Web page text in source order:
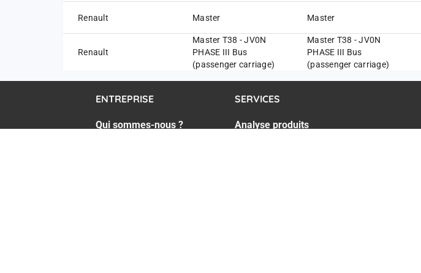
Renault Master Master
Renault
Master T38 - JV0N
PHASE III Bus
(passenger carriage)
Master T38 - JV0N
PHASE III Bus
(passenger carriage)
ENTREPRISE
Qui sommes-nous ?
SERVICES
Analyse produits